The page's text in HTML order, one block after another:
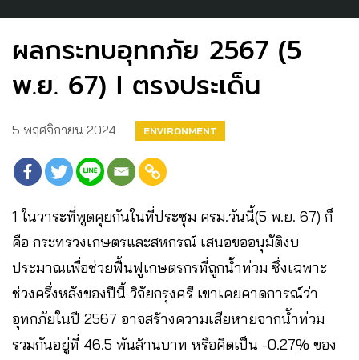
ผลกระทบอุทกภัย 2567 (5
พ.ย. 67) I ตรงประเด็น
5 พฤศจิกายน 2024 ENVIRONMENT
1 ในวาระที่พูดคุยกันในที่ประชุม ครม.วันนี้(5 พ.ย. 67) ก็
คือ กระทรวงเกษตรและสหกรณ์ เสนอขออนุมัติงบ
ประมาณเพื่อช่วยฟื้นฟูเกษตรกรที่ถูกน้ำท่วม ซึ่งเฉพาะ
ช่วงครึ่งหลังของปีนี้ วิจัยกรุงศรี เขาเคยคาดการณ์ว่า
อุทกภัยในปี 2567 อาจสร้างความเสียหายจากน้ำท่วม
รวมกันอยู่ที่ 46.5 พันล้านบาท หรือคิดเป็น -0.27% ของ